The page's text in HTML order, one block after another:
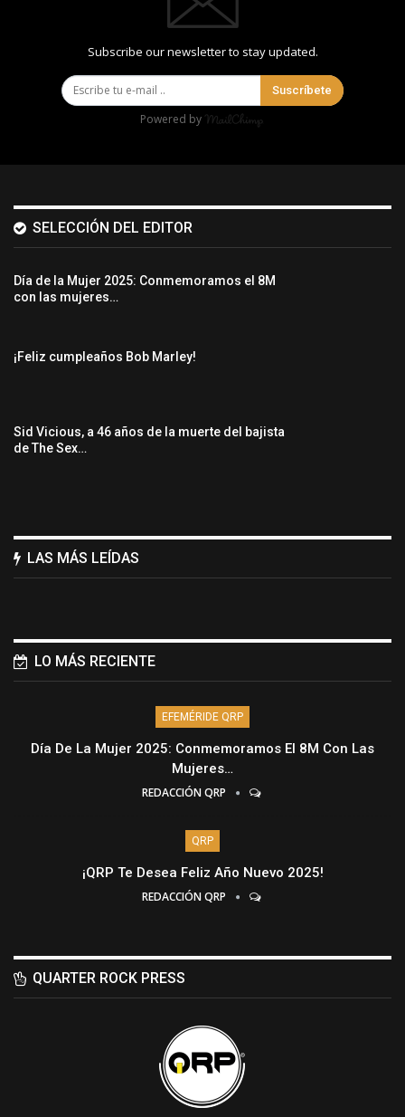
Subscribe our newsletter to stay updated.
Suscríbete
Powered by
SELECCIÓN DEL EDITOR
Día de la Mujer 2025: Conmemoramos el 8M
con las mujeres…
¡Feliz cumpleaños Bob Marley!
Sid Vicious, a 46 años de la muerte del bajista
de The Sex…
LAS MÁS LEÍDAS
LO MÁS RECIENTE
EFEMÉRIDE QRP
Día De La Mujer 2025: Conmemoramos El 8M Con Las
Mujeres…
REDACCIÓN QRP
QRP
¡QRP Te Desea Feliz Año Nuevo 2025!
REDACCIÓN QRP
QUARTER ROCK PRESS